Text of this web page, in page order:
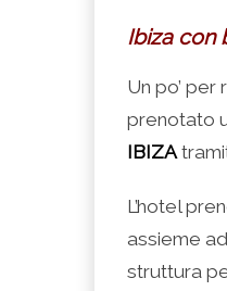
Ibiza con
Un po’ per
prenotato
IBIZA
L’hotel
assieme
struttura